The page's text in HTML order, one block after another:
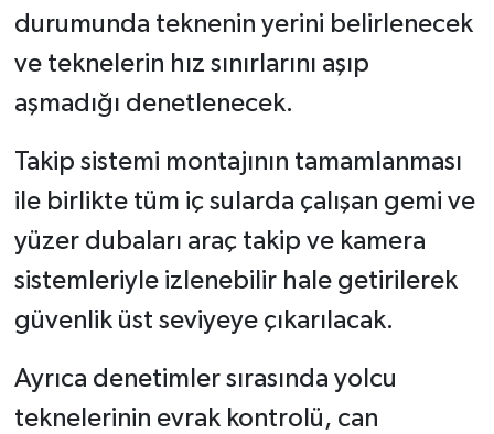
durumunda teknenin yerini belirlenecek
ve teknelerin hız sınırlarını aşıp
aşmadığı denetlenecek.
Takip sistemi montajının tamamlanması
ile birlikte tüm iç sularda çalışan gemi ve
yüzer dubaları araç takip ve kamera
sistemleriyle izlenebilir hale getirilerek
güvenlik üst seviyeye çıkarılacak.
Ayrıca denetimler sırasında yolcu
teknelerinin evrak kontrolü, can